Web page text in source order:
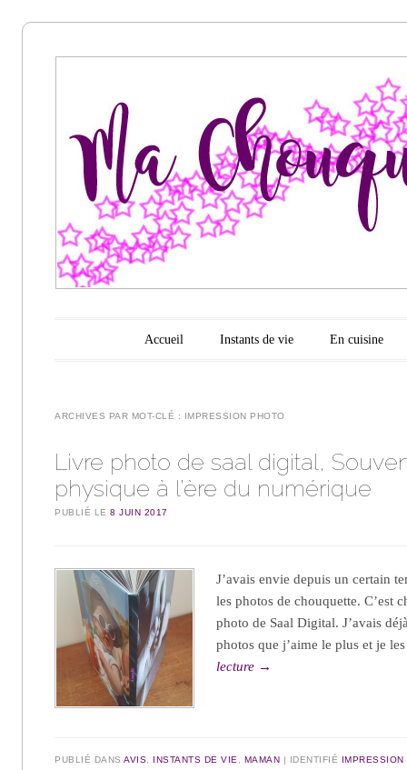
Ma
chouquette
d'amour
Menu principal
Aller au contenu
Accueil Instants de vie En cuisine
ARCHIVES PAR MOT-CLÉ : IMPRESSION PHOTO
Livre photo de saal digital,
physique à l’ère du numérique
PUBLIÉ LE8 JUIN 2017
J’avais envie depuis un certain
les photos de chouquette. C’est
photo de Saal Digital. J’avais
photos que j’aime le plus et je
lecture →
PUBLIÉ DANSAVIS INSTANTS DE VIE MAMAN IDENTIFIÉ IMPRESSION